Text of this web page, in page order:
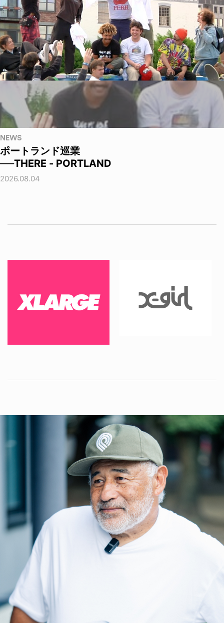
NEWS
ポートランド巡業
──THERE - PORTLAND
2026.08.04